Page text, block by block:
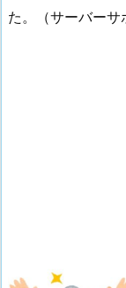
た。（サーバーサ